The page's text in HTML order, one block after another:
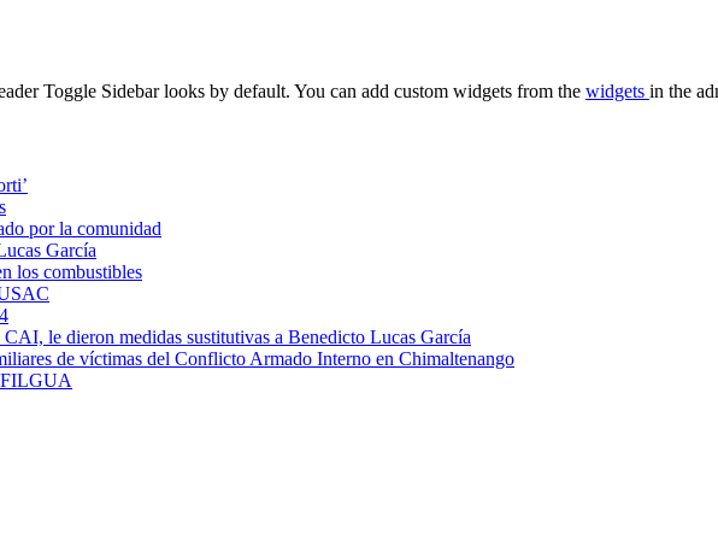
Toggle Sidebar looks by default. You can add custom widgets from the widgets in the
por la comunidad
García
los combustibles
le dieron medidas sustitutivas a Benedicto Lucas García
de víctimas del Conflicto Armado Interno en Chimaltenango
FILGUA